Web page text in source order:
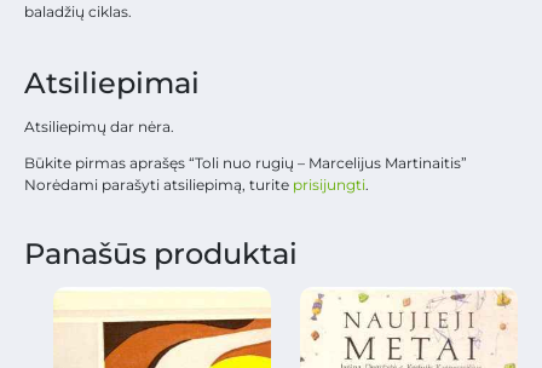
baladžių ciklas.
Atsiliepimai
Atsiliepimų dar nėra.
Būkite pirmas aprašęs “Toli nuo rugių – Marcelijus Martinaitis”
Norėdami parašyti atsiliepimą, turite prisijungti.
Panašūs produktai